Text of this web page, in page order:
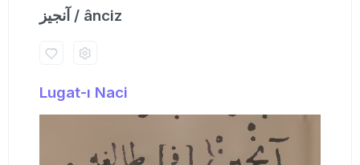
آنجیز / ânciz
Lugat-ı Naci